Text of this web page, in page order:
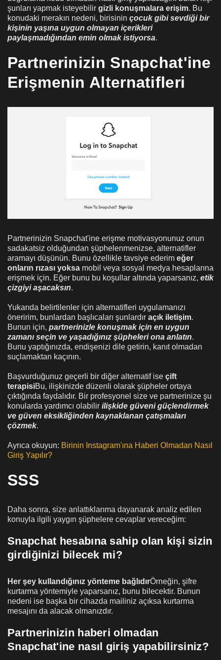
şunları yapmak isteyebilir gizli konuşmalara erişim. Bu
konudaki merakın nedeni, birisinin çocuk gibi sevdiği bir
kişinin yaşına uygun olmayan içerikleri
paylaşmadığından emin olmak istiyorsa.
Partnerinizin Snapchat'ine
Erişmenin Alternatifleri
Partnerinizin Snapchat'ine erişme motivasyonunuz onun
sadakatsiz olduğundan şüphelenmenizse, alternatifler
aramayı düşünün. Bunu özellikle tavsiye ederim eğer
onların rızası yoksa mobil veya sosyal medya hesaplarına
erişmek için. Eğer bunu bu koşullar altında yaparsanız, etik
çizgiyi aşacaksın.
Yukarıda belirtilenler için alternatifleri uygulamanızı
öneririm, bunlardan başlıcaları şunlardır açık iletişim.
Bunun için, partnerinizle konuşmak için en uygun
zamanı seçin ve yaşadığınız şüpheleri ona anlatın.
Bunu yaptığınızda, endişenizi dile getirin, kanıt olmadan
suçlamaktan kaçının.
Başvurduğunuz geçerli bir diğer alternatif ise çift
terapisiBu, ilişkinizde düzenli olarak şüpheler ortaya
çıktığında faydalıdır. Bir profesyonel size ve partnerinize şu
konularda yardımcı olabilir ilişkide güveni güçlendirmek
ve güven eksikliğinden kaynaklanan çatışmaları
çözmek.
Ayrıca okuyun: Birinin Instagram'ına Haberi Olmadan Nasıl
Giriş Yapılır?
SSS
Daha sonra, size anlattıklarıma dayanarak analiz edilen
konuyla ilgili yaygın şüphelere cevaplar vereceğim:
Snapchat hesabına sahip olan kişi sizin
girdiğinizi bilecek mi?
Her şey kullandığınız yönteme bağlıdırÖrneğin, şifre
kurtarma yöntemiyle yaparsanız, bunu bilecektir. Bunun
nedeni ise başka bir cihazda mailiniz açıksa kurtarma
mesajını da alacak olmanızdır.
Partnerinizin haberi olmadan
Snapchat'ine nasıl giriş yapabilirsiniz?